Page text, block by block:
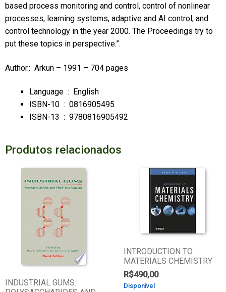
based process monitoring and control, control of nonlinear
processes, learning systems, adaptive and AI control, and
control technology in the year 2000. The Proceedings try to
put these topics in perspective.”.
Author.: Arkun – 1991 – 704 pages
Language ‏ : ‎
English
ISBN-10 ‏ : ‎ 0816905495
ISBN-13 ‏ : ‎ 9780816905492
Produtos relacionados
INDUSTRIAL GUMS:
INTRODUCTION TO
MATERIALS CHEMISTRY
R$490,00
Disponível